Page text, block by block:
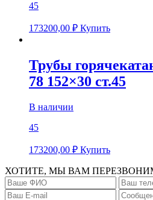
45
173200,00 ₽ Купить
Трубы
78 152×30 ст.45
В наличии
45
173200,00 ₽ Купить
ХОТИТЕ, МЫ ВАМ